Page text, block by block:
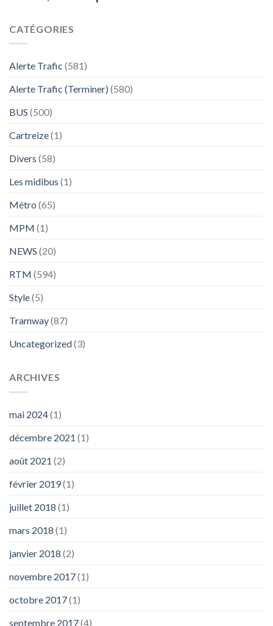
CATÉGORIES
Alerte Trafic (581)
Alerte Trafic (Terminer) (580)
BUS (500)
Cartreize(1)
Divers (58)
Les midibus (1)
Métro (65)
MPM (1)
NEWS (20)
RTM (594)
Style(5)
Tramway(87)
Uncategorized(3)
ARCHIVES
mai 2024(1)
décembre 2021 (1)
août 2021 (2)
février 2019(1)
juillet 2018 (1)
mars 2018 (1)
janvier 2018 (2)
novembre 2017(1)
octobre 2017(1)
septembre 2017(4)